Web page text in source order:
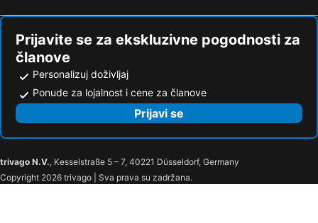
Prijavite se za ekskluzivne pogodnosti za
članove
Personalizuj doživljaj
Ponude za lojalnost i cene za članove
Prijavi se
trivago N.V., Kesselstraße 5 – 7, 40221 Düsseldorf, Germany
Copyright 2026 trivago | Sva prava su zadržana.